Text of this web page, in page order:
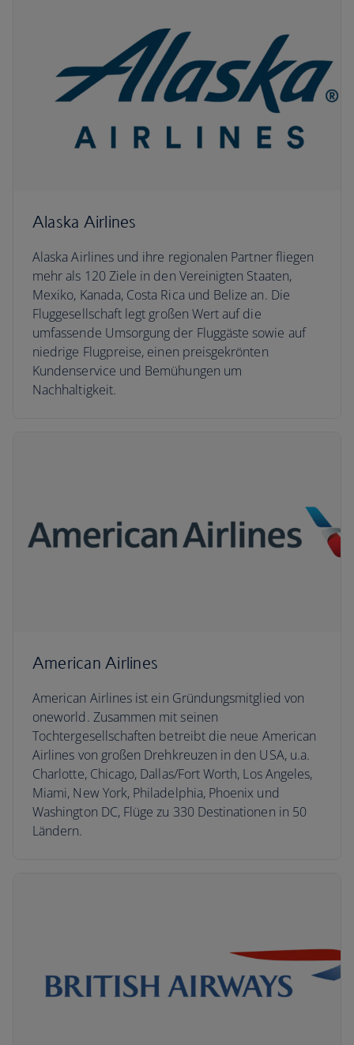
Alaska Airlines
Alaska Airlines und ihre regionalen Partner fliegen
mehr als 120 Ziele in den Vereinigten Staaten,
Mexiko, Kanada, Costa Rica und Belize an. Die
Fluggesellschaft legt großen Wert auf die
umfassende Umsorgung der Fluggäste sowie auf
niedrige Flugpreise, einen preisgekrönten
Kundenservice und Bemühungen um
Nachhaltigkeit.
American Airlines
American Airlines ist ein Gründungsmitglied von
oneworld. Zusammen mit seinen
Tochtergesellschaften betreibt die neue American
Airlines von großen Drehkreuzen in den USA, u.a.
Charlotte, Chicago, Dallas/Fort Worth, Los Angeles,
Miami, New York, Philadelphia, Phoenix und
Washington DC, Flüge zu 330 Destinationen in 50
Ländern.